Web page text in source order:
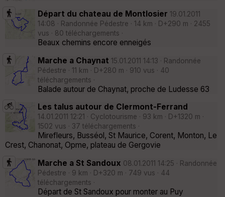
Départ du chateau de Montlosier 19.01.2011
14:08 · Randonnée Pédestre · 14 km · D+290 m · 2455
vus · 80 téléchargements ·
Beaux chemins encore enneigés
Marche a Chaynat 15.01.2011 14:13 · Randonnée
Pédestre · 11 km · D+280 m · 910 vus · 40
téléchargements ·
Balade autour de Chaynat, proche de Ludesse 63
Les talus autour de Clermont-Ferrand
14.01.2011 12:21 · Cyclotourisme · 93 km · D+1320 m ·
1502 vus · 37 téléchargements ·
Mirefleurs, Busséol, St Maurice, Corent, Monton, Le
Crest, Chanonat, Opme, plateau de Gergovie
Marche a St Sandoux 08.01.2011 14:25 · Randonnée
Pédestre · 9 km · D+320 m · 749 vus · 44
téléchargements ·
Départ de St Sandoux pour monter au Puy